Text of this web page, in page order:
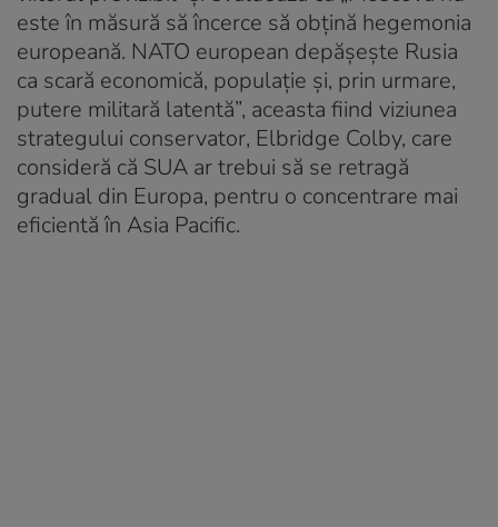
este în măsură să încerce să obțină hegemonia
europeană. NATO european depășește Rusia
ca scară economică, populație și, prin urmare,
putere militară latentă”, aceasta fiind viziunea
strategului conservator, Elbridge Colby, care
consideră că SUA ar trebui să se retragă
gradual din Europa, pentru o concentrare mai
eficientă în Asia Pacific.